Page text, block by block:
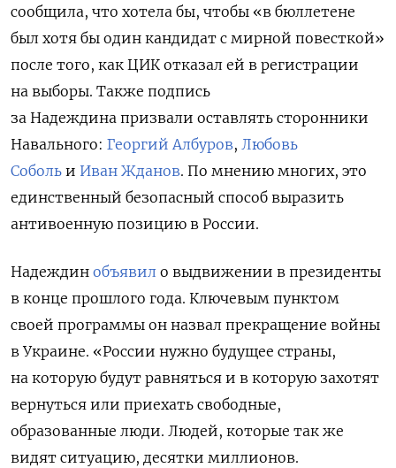
сообщила, что хотела бы, чтобы «в бюллетене
был хотя бы один кандидат с мирной повесткой»
после того, как ЦИК отказал ей в регистрации
на выборы. Также подпись
за Надеждина призвали оставлять сторонники
Навального: Георгий Албуров, Любовь
Соболь и Иван Жданов. По мнению многих, это
единственный безопасный способ выразить
антивоенную позицию в России.
Надеждин объявил о выдвижении в президенты
в конце прошлого года. Ключевым пунктом
своей программы он назвал прекращение войны
в Украине. «России нужно будущее страны,
на которую будут равняться и в которую захотят
вернуться или приехать свободные,
образованные люди. Людей, которые так же
видят ситуацию, десятки миллионов.